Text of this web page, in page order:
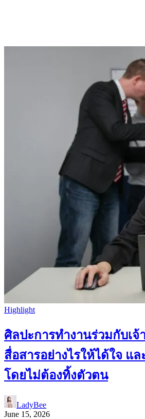
Highlight
ศิลปะการทำงานร่วมกับเจ้
สื่อสารอย่างไรให้ได้ใจ แ
โดยไม่ต้องทิ้งตัวตน
LadyBee
June 15, 2026